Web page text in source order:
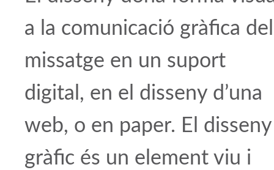
a la comunicació gràfica del
missatge en un suport
digital, en el disseny d’una
web, o en paper. El disseny
gràfic és un element viu i